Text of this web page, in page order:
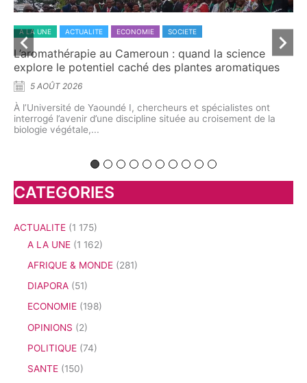
A LA UNE ACTUALITE SOCIETE
Dr T. G. Sonffo, l’ambition de former une génération
capable de faire entendre sa voix
5 AOÛT 2026
À travers l’École de l’art oratoire, le promoteur entend
démocratiser l’apprentissage de la prise de parole en public. La
première...
CATEGORIES
ACTUALITE (1 175)
A LA UNE (1 162)
AFRIQUE & MONDE (281)
DIAPORA (51)
ECONOMIE (198)
OPINIONS (2)
POLITIQUE (74)
SANTE (150)